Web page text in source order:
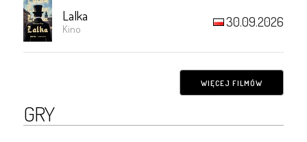
Lalka
Kino 30.09.2026
WIĘCEJ FILMÓW
GRY